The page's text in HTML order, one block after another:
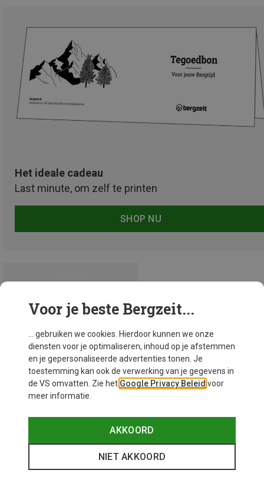
Het ideale cadeau
Last minute, om zelf te printen
SHOP NU
Voor je beste Bergzeit...
... gebruiken we cookies. Hierdoor kunnen we onze
diensten voor je optimaliseren, inhoud op je afstemmen
en je gepersonaliseerde advertenties tonen. Je
toestemming kan ook de verwerking van je gegevens in
de VS omvatten. Zie het Google Privacy Beleid voor
meer informatie.
AKKOORD
NIET AKKOORD